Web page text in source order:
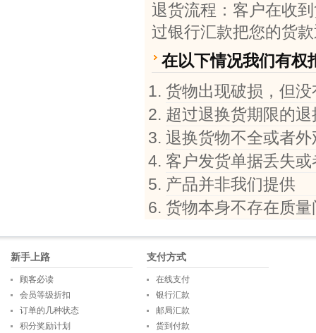
退货流程：客户在收
过银行汇款把您的货
在以下情况我们有权
货物出现破损，但
超过退换货期限的
退换货物不全或者外
客户发货单据丢失
产品并非我们提供
货物本身不存在质
新手上路
顾客必读
会员等级折扣
订单的几种状态
积分奖励计划
支付方式
在线支付
银行汇款
邮局汇款
货到付款